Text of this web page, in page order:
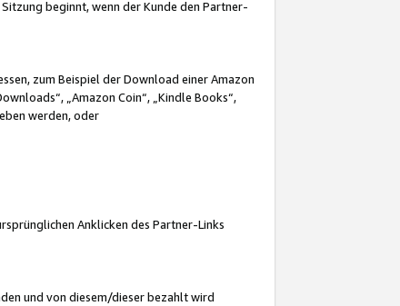
beginnt, wenn der Kunde den Partner-
zum Beispiel der Download einer Amazon
„Amazon Coin“, „Kindle Books“,
werden, oder
Anklicken des Partner-Links
und von diesem/dieser bezahlt wird